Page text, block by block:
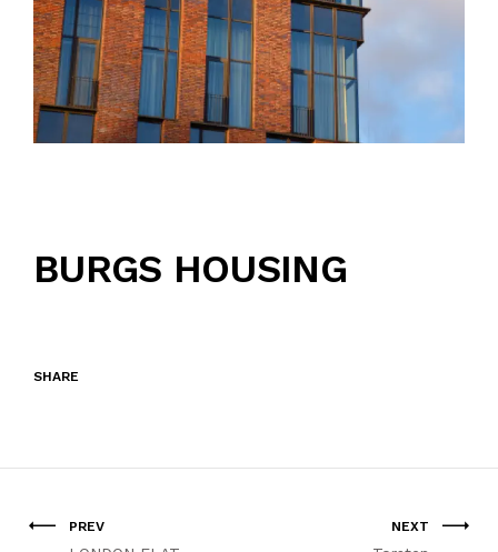
BURGS HOUSING
SHARE
PREV NEXT